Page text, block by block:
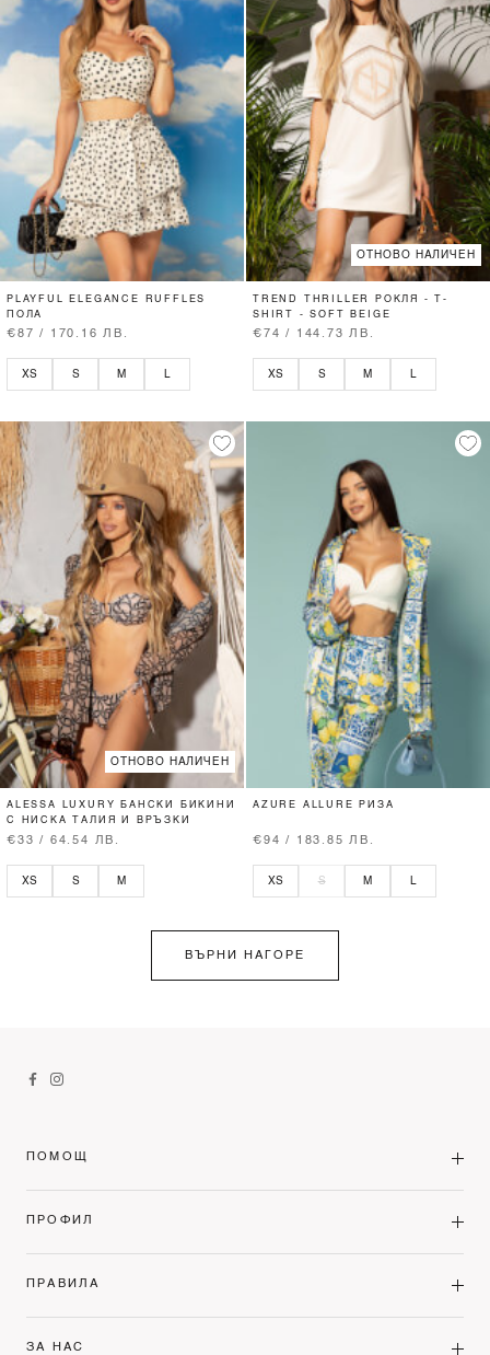
PLAYFUL ELEGANCE RUFFLES
ПОЛА
€87 / 170.16 ЛВ.
XS S M L
ОТНОВО НАЛИЧЕН
TREND THRILLER РОКЛЯ - T-
SHIRT - SOFT BEIGE
€74 / 144.73 ЛВ.
XS S M L
ОТНОВО НАЛИЧЕН
ALESSA LUXURY БАНСКИ БИКИНИ
С НИСКА ТАЛИЯ И ВРЪЗКИ
€33 / 64.54 ЛВ.
XS S M
AZURE ALLURE РИЗА
€94 / 183.85 ЛВ.
XS S M
ВЪРНИ НАГОРЕ
ПОМОЩ
ПРОФИЛ
ПРАВИЛА
ЗА НАС